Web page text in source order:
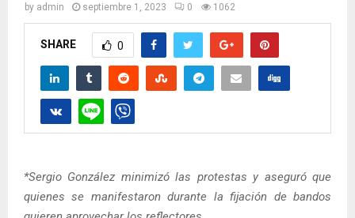
by admin septiembre 1, 2023 0 1062
SHARE 0
*Sergio González minimizó las protestas y aseguró que
quienes se manifestaron durante la fijación de bandos